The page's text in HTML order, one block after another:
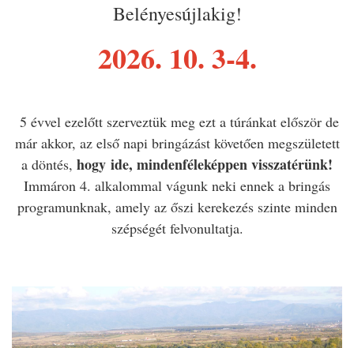
Belényesújlakig!
2026. 10. 3-4.
5 évvel ezelőtt szerveztük meg ezt a túránkat először de
már akkor, az első napi bringázást követően megszületett
a döntés, hogy ide, mindenféleképpen visszatérünk!
Immáron 4. alkalommal vágunk neki ennek a bringás
programunknak, amely az őszi kerekezés szinte minden
szépségét felvonultatja.